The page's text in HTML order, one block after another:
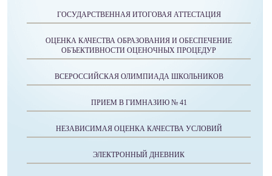
ГОСУДАРСТВЕННАЯ ИТОГОВАЯ АТТЕСТАЦИЯ
ОЦЕНКА КАЧЕСТВА ОБРАЗОВАНИЯ И ОБЕСПЕЧЕНИЕ
ОБЪЕКТИВНОСТИ ОЦЕНОЧНЫХ ПРОЦЕДУР
ВСЕРОССИЙСКАЯ ОЛИМПИАДА ШКОЛЬНИКОВ
ПРИЕМ В ГИМНАЗИЮ № 41
НЕЗАВИСИМАЯ ОЦЕНКА КАЧЕСТВА УСЛОВИЙ
ЭЛЕКТРОННЫЙ ДНЕВНИК